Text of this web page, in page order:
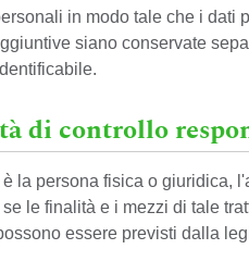
in modo tale che i
siano conservate
di controllo
la persona fisica o
le finalità e i mezzi di tale
essere previsti dalla